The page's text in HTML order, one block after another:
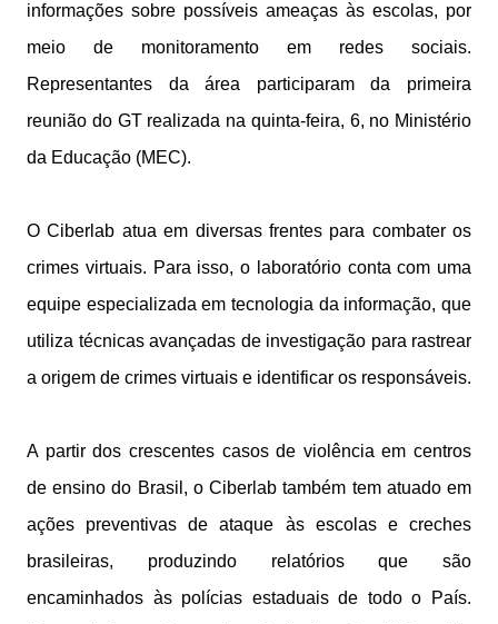
informações sobre possíveis ameaças às escolas, por
meio de monitoramento em redes sociais.
Representantes da área participaram da primeira
reunião do GT realizada na quinta-feira, 6, no Ministério
da Educação (MEC).
O Ciberlab atua em diversas frentes para combater os
crimes virtuais. Para isso, o laboratório conta com uma
equipe especializada em tecnologia da informação, que
utiliza técnicas avançadas de investigação para rastrear
a origem de crimes virtuais e identificar os responsáveis.
A partir dos crescentes casos de violência em centros
de ensino do Brasil, o Ciberlab também tem atuado em
ações preventivas de ataque às escolas e creches
brasileiras, produzindo relatórios que são
encaminhados às polícias estaduais de todo o País.